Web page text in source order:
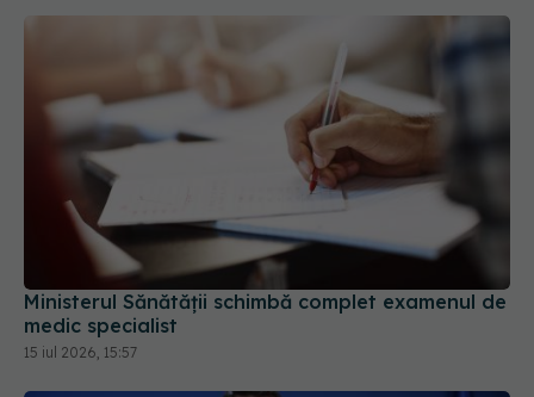
Ministerul Sănătății schimbă complet examenul de
medic specialist
15 iul 2026, 15:57